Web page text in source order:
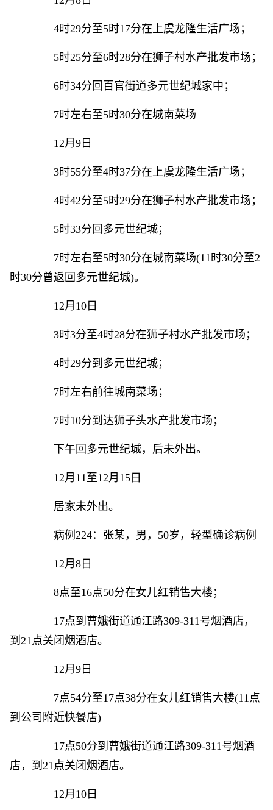
4时29分至5时17分在上虞龙隆生活广场；
5时25分至6时28分在狮子村水产批发市场；
6时34分回百官街道多元世纪城家中；
7时左右至5时30分在城南菜场
12月9日
3时55分至4时37分在上虞龙隆生活广场；
4时42分至5时29分在狮子村水产批发市场；
5时33分回多元世纪城；
7时左右至5时30分在城南菜场(11时30分至2
时30分曾返回多元世纪城)。
12月10日
3时3分至4时28分在狮子村水产批发市场；
4时29分到多元世纪城；
7时左右前往城南菜场；
7时10分到达狮子头水产批发市场；
下午回多元世纪城，后未外出。
12月11至12月15日
居家未外出。
病例224：张某，男，50岁，轻型确诊病例
12月8日
8点至16点50分在女儿红销售大楼；
17点到曹娥街道通江路309-311号烟酒店，
到21点关闭烟酒店。
12月9日
7点54分至17点38分在女儿红销售大楼(11点
到公司附近快餐店)
17点50分到曹娥街道通江路309-311号烟酒
店，到21点关闭烟酒店。
12月10日